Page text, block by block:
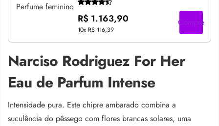
R$ 1.163,90
10x R$ 116,39
Compre
Narciso Rodriguez For Her
Eau de Parfum Intense
Intensidade pura. Este chipre ambarado combina a
suculência do pêssego com flores brancas solares, uma